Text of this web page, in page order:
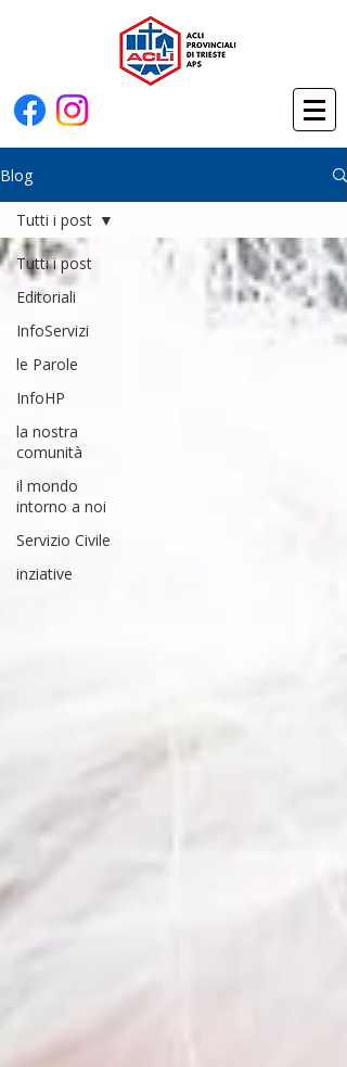
Blog
Tutti i post
Editoriali
InfoServizi
le Parole
InfoHP
la nostra
comunità
il mondo
intorno a noi
Servizio Civile
inziative
Tutti i post